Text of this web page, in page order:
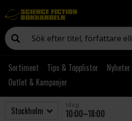
Sortiment Tips & Topplistor
Outlet & Kampanjer
10:00–18:00